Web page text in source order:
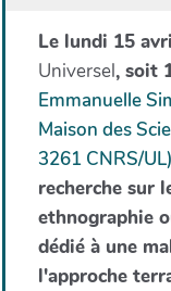
Le lundi 15
Universel, soit
Emmanuelle
Maison des
3261 CNRS/UL)
recherche sur
ethnographie
dédié à une
l'approche